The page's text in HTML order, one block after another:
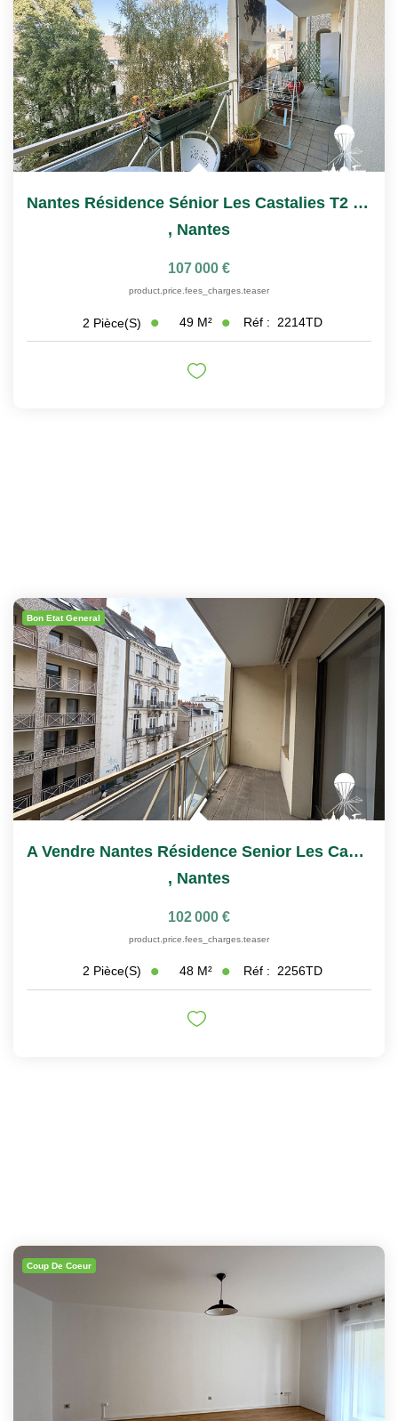
Nantes Résidence Sénior Les Castalies T2 À Vendre Avec...
, Nantes
107 000 €
product.price.fees_charges.teaser
2 Pièce(s) 49 M² Réf : 2214TD
Bon Etat General
A Vendre Nantes Résidence Senior Les Castalies T2
, Nantes
102 000 €
product.price.fees_charges.teaser
2 Pièce(s) 48 M² Réf : 2256TD
Coup De Coeur